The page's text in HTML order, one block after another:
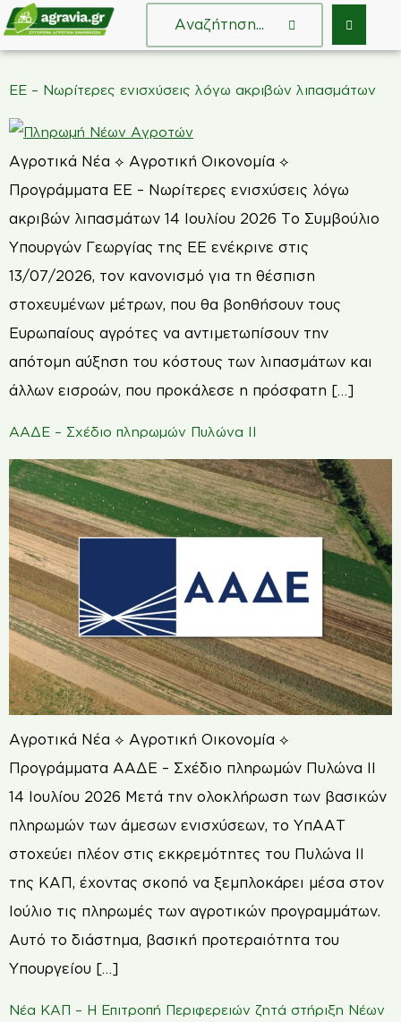
ΕΕ – Νωρίτερες ενισχύσεις λόγω ακριβών λιπασμάτων
Αγροτικά Νέα ⟡ Αγροτική Οικονομία ⟡
Προγράμματα ΕΕ – Νωρίτερες ενισχύσεις λόγω
ακριβών λιπασμάτων 14 Ιουλίου 2026 Το Συμβούλιο
Υπουργών Γεωργίας της ΕΕ ενέκρινε στις
13/07/2026, τον κανονισμό για τη θέσπιση
στοχευμένων μέτρων, που θα βοηθήσουν τους
Ευρωπαίους αγρότες να αντιμετωπίσουν την
απότομη αύξηση του κόστους των λιπασμάτων και
άλλων εισροών, που προκάλεσε η πρόσφατη […]
ΑΑΔΕ – Σχέδιο πληρωμών Πυλώνα ΙΙ
Αγροτικά Νέα ⟡ Αγροτική Οικονομία ⟡
Προγράμματα ΑΑΔΕ – Σχέδιο πληρωμών Πυλώνα ΙΙ
14 Ιουλίου 2026 Μετά την ολοκλήρωση των βασικών
πληρωμών των άμεσων ενισχύσεων, το ΥπΑΑΤ
στοχεύει πλέον στις εκκρεμότητες του Πυλώνα ΙΙ
της ΚΑΠ, έχοντας σκοπό να ξεμπλοκάρει μέσα στον
Ιούλιο τις πληρωμές των αγροτικών προγραμμάτων.
Αυτό το διάστημα, βασική προτεραιότητα του
Υπουργείου […]
Νέα ΚΑΠ – Η Επιτροπή Περιφερειών ζητά στήριξη Νέων